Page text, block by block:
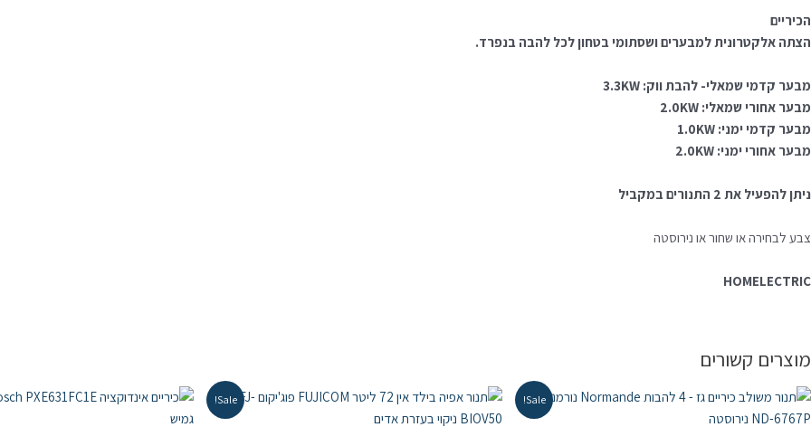
הכיריים
הצתה אלקטרונית למבערים ושסתומי בטחון לכל להבה בנפרד.
מבער קדמי שמאלי- להבת ווק: 3.3KW
מבער אחורי שמאלי: 2.0KW
מבער קדמי ימני: 1.0KW
מבער אחורי ימני: 2.0KW
ניתן להפעיל את 2 התנורים במקביל
צבע לבחירה או שחור או נירוסטה
HOMELECTRIC
מוצרים קשורים
Sale!
Sale!